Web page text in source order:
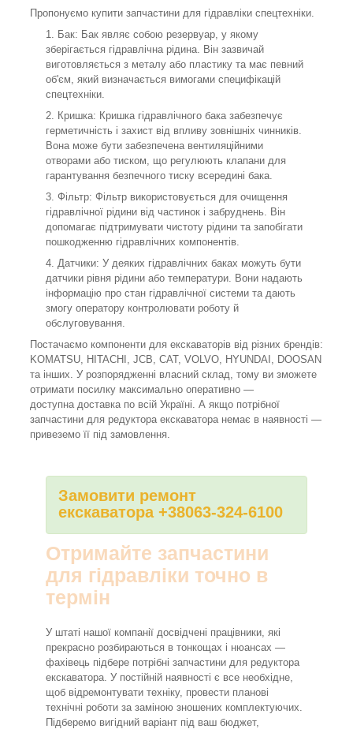
Пропонуємо купити запчастини для гідравліки спецтехніки.
Бак: Бак являє собою резервуар, у якому
зберігається гідравлічна рідина. Він зазвичай
виготовляється з металу або пластику та має певний
об'єм, який визначається вимогами специфікацій
спецтехніки.
Кришка: Кришка гідравлічного бака забезпечує
герметичність і захист від впливу зовнішніх чинників.
Вона може бути забезпечена вентиляційними
отворами або тиском, що регулюють клапани для
гарантування безпечного тиску всередині бака.
Фільтр: Фільтр використовується для очищення
гідравлічної рідини від частинок і забруднень. Він
допомагає підтримувати чистоту рідини та запобігати
пошкодженню гідравлічних компонентів.
Датчики: У деяких гідравлічних баках можуть бути
датчики рівня рідини або температури. Вони надають
інформацію про стан гідравлічної системи та дають
змогу оператору контролювати роботу й
обслуговування.
Постачаємо компоненти для екскаваторів від різних брендів:
KOMATSU, HITACHI, JCB, CAT, VOLVO, HYUNDAI, DOOSAN
та інших. У розпорядженні власний склад, тому ви зможете
отримати посилку максимально оперативно —
доступна доставка по всій Україні. А якщо потрібної
запчастини для редуктора екскаватора немає в наявності —
привеземо її під замовлення.
Замовити ремонт
екскаватора +38063-324-6100
Отримайте запчастини
для гідравліки точно в
термін
У штаті нашої компанії досвідчені працівники, які
прекрасно розбираються в тонкощах і нюансах —
фахівець підбере потрібні запчастини для редуктора
екскаватора. У постійній наявності є все необхідне,
щоб відремонтувати техніку, провести планові
технічні роботи за заміною зношених комплектуючих.
Підберемо вигідний варіант під ваш бюджет,